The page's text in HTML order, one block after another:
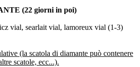
(22 giorni in poi)
vial, searlait vial, lamoreux vial (1-3)
(la scatola di diamante può contenere
scatole, ecc...).